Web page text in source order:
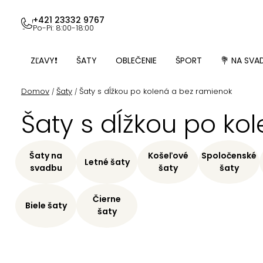
obsah
+421 23332 9767
Po-Pi: 8:00-18:00
ZĽAVY❗ ŠATY OBLEČENIE ŠPORT 💐 NA
Domov / Šaty / Šaty s dĺžkou po kolená a bez ramienok
Šaty s dĺžkou po
Šaty na
svadbu
Letné šaty
Košeľové
šaty
Spoločenské
šaty
Biele šaty
Čierne
šaty